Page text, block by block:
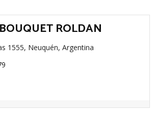
ROLDAN
1555, Neuquén, Argentina